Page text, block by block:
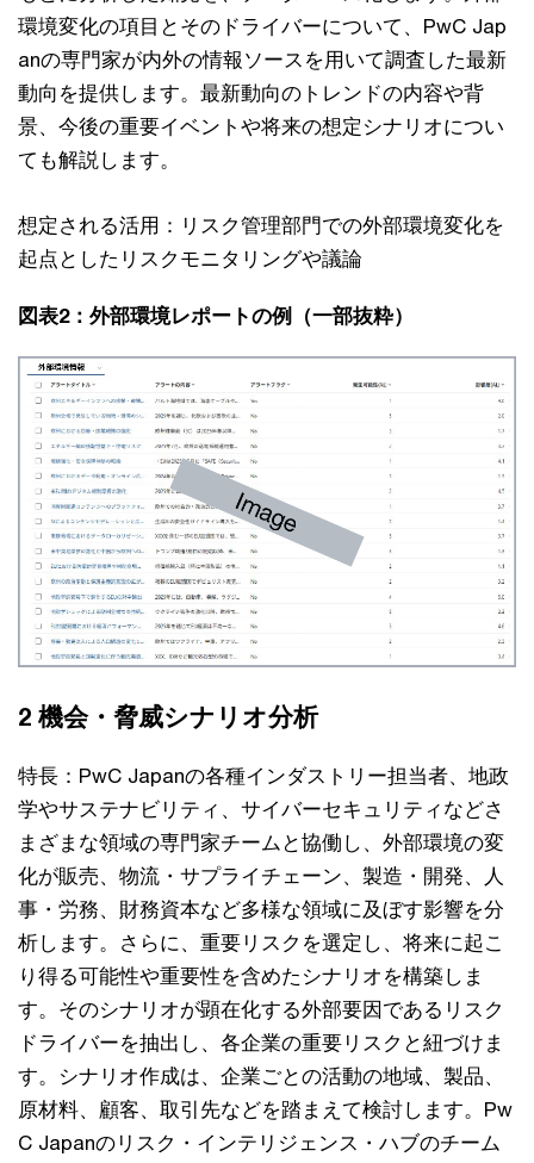
環境変化の項目とそのドライバーについて、PwC Jap
anの専門家が内外の情報ソースを用いて調査した最新
動向を提供します。最新動向のトレンドの内容や背
景、今後の重要イベントや将来の想定シナリオについ
ても解説します。
想定される活用：リスク管理部門での外部環境変化を
起点としたリスクモニタリングや議論
図表2：外部環境レポートの例（一部抜粋）
2 機会・脅威シナリオ分析
特長：PwC Japanの各種インダストリー担当者、地政
学やサステナビリティ、サイバーセキュリティなどさ
まざまな領域の専門家チームと協働し、外部環境の変
化が販売、物流・サプライチェーン、製造・開発、人
事・労務、財務資本など多様な領域に及ぼす影響を分
析します。さらに、重要リスクを選定し、将来に起こ
り得る可能性や重要性を含めたシナリオを構築しま
す。そのシナリオが顕在化する外部要因であるリスク
ドライバーを抽出し、各企業の重要リスクと紐づけま
す。シナリオ作成は、企業ごとの活動の地域、製品、
原材料、顧客、取引先などを踏まえて検討します。Pw
C Japanのリスク・インテリジェンス・ハブのチーム